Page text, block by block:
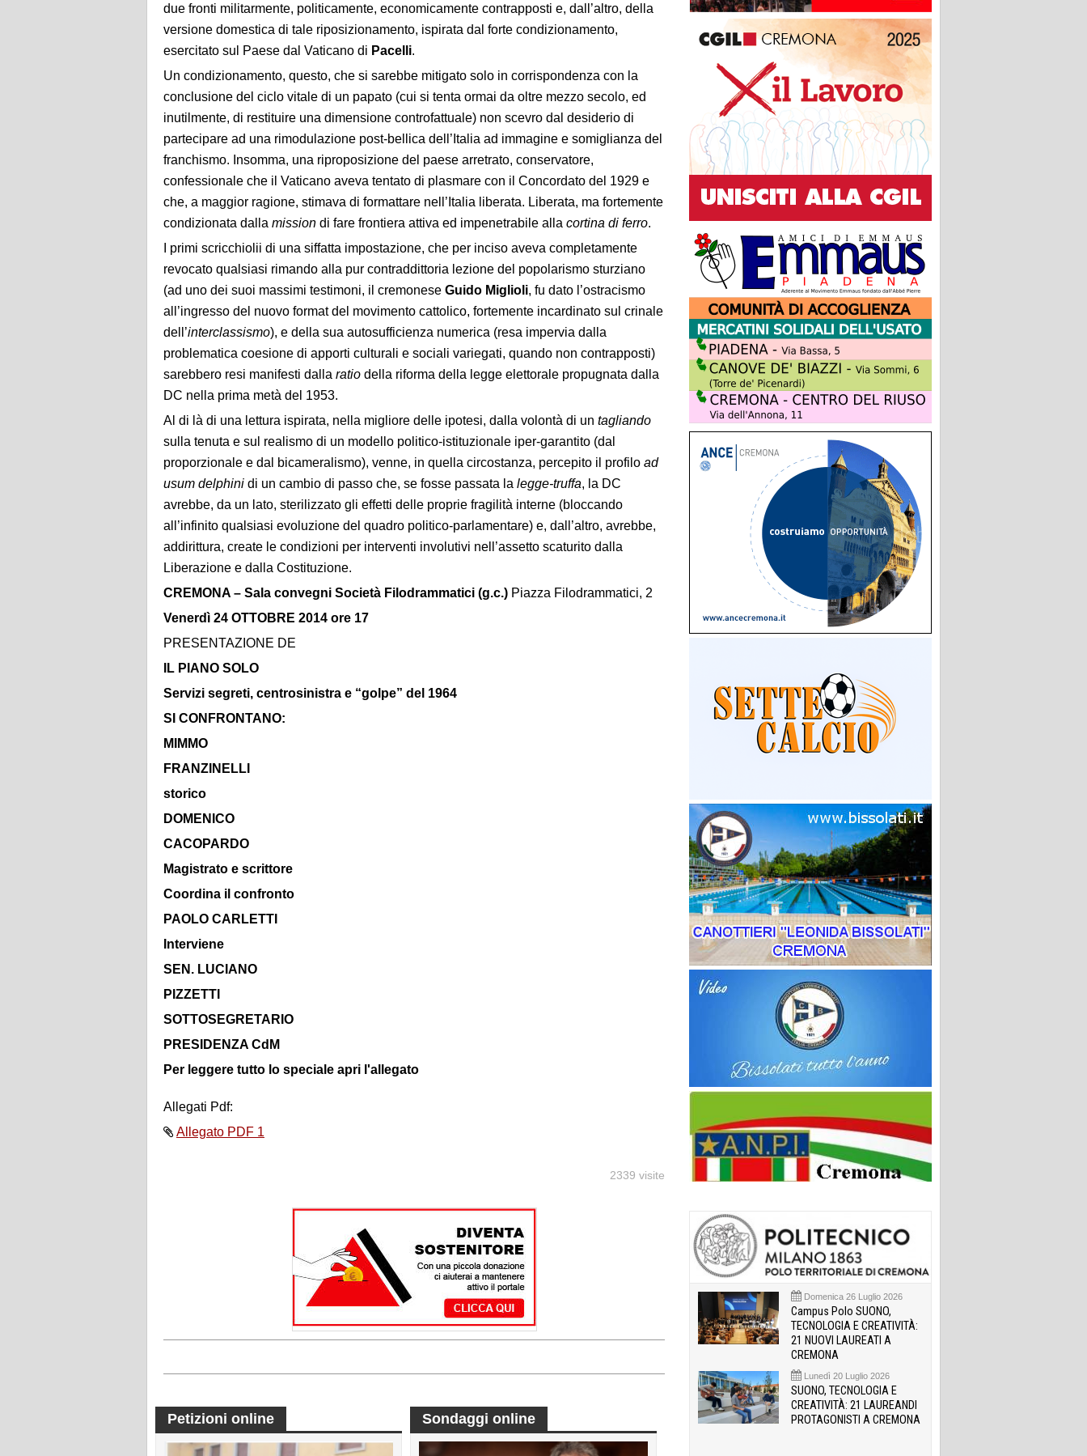
due fronti militarmente, politicamente, economicamente contrapposti e, dall’altro, della
versione domestica di tale riposizionamento, ispirata dal forte condizionamento,
esercitato sul Paese dal Vaticano di Pacelli.
Un condizionamento, questo, che si sarebbe mitigato solo in corrispondenza con la
conclusione del ciclo vitale di un papato (cui si tenta ormai da oltre mezzo secolo, ed
inutilmente, di restituire una dimensione controfattuale) non scevro dal desiderio di
partecipare ad una rimodulazione post-bellica dell’Italia ad immagine e somiglianza del
franchismo. Insomma, una riproposizione del paese arretrato, conservatore,
confessionale che il Vaticano aveva tentato di plasmare con il Concordato del 1929 e
che, a maggior ragione, stimava di formattare nell’Italia liberata. Liberata, ma fortemente
condizionata dalla mission di fare frontiera attiva ed impenetrabile alla cortina di ferro.
I primi scricchiolii di una siffatta impostazione, che per inciso aveva completamente
revocato qualsiasi rimando alla pur contraddittoria lezione del popolarismo sturziano
(ad uno dei suoi massimi testimoni, il cremonese Guido Miglioli, fu dato l’ostracismo
all’ingresso del nuovo format del movimento cattolico, fortemente incardinato sul crinale
dell’interclassismo), e della sua autosufficienza numerica (resa impervia dalla
problematica coesione di apporti culturali e sociali variegati, quando non contrapposti)
sarebbero resi manifesti dalla ratio della riforma della legge elettorale propugnata dalla
DC nella prima metà del 1953.
Al di là di una lettura ispirata, nella migliore delle ipotesi, dalla volontà di un tagliando
sulla tenuta e sul realismo di un modello politico-istituzionale iper-garantito (dal
proporzionale e dal bicameralismo), venne, in quella circostanza, percepito il profilo ad
usum delphini di un cambio di passo che, se fosse passata la legge-truffa, la DC
avrebbe, da un lato, sterilizzato gli effetti delle proprie fragilità interne (bloccando
all’infinito qualsiasi evoluzione del quadro politico-parlamentare) e, dall’altro, avrebbe,
addirittura, create le condizioni per interventi involutivi nell’assetto scaturito dalla
Liberazione e dalla Costituzione.
CREMONA – Sala convegni Società Filodrammatici (g.c.) Piazza Filodrammatici, 2
Venerdì 24 OTTOBRE 2014 ore 17
PRESENTAZIONE DE
IL PIANO SOLO
Servizi segreti, centrosinistra e “golpe” del 1964
SI CONFRONTANO:
MIMMO
FRANZINELLI
storico
DOMENICO
CACOPARDO
Magistrato e scrittore
Coordina il confronto
PAOLO CARLETTI
Interviene
SEN. LUCIANO
PIZZETTI
SOTTOSEGRETARIO
PRESIDENZA CdM
Per leggere tutto lo speciale apri l'allegato
Allegati Pdf:
Allegato PDF 1
2339 visite
Petizioni online Sondaggi online
Domenica 26 Luglio 2026
Campus Polo SUONO,
TECNOLOGIA E CREATIVITÀ:
21 NUOVI LAUREATI A
CREMONA
Lunedì 20 Luglio 2026
SUONO, TECNOLOGIA E
CREATIVITÀ: 21 LAUREANDI
PROTAGONISTI A CREMONA